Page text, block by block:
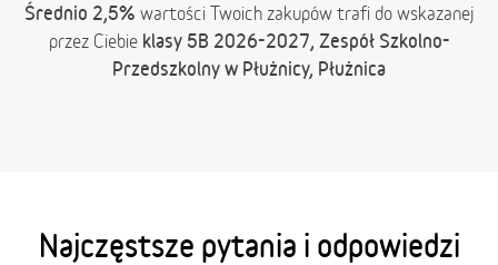
Średnio 2,5% wartości Twoich zakupów trafi do wskazanej
przez Ciebie klasy 5B 2026-2027, Zespół Szkolno-
Przedszkolny w Płużnicy, Płużnica
Najczęstsze pytania i odpowiedzi